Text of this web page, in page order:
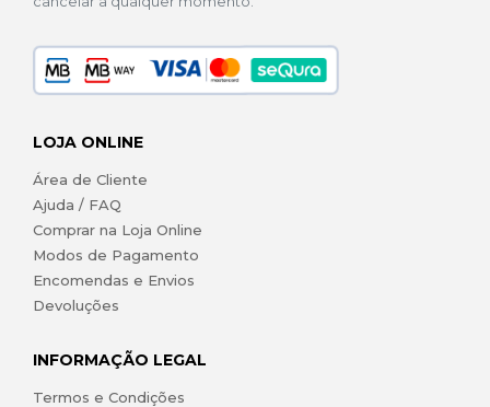
LOJA ONLINE
Área de Cliente
Ajuda / FAQ
Comprar na Loja Online
Modos de Pagamento
Encomendas e Envios
Devoluções
INFORMAÇÃO LEGAL
Termos e Condições